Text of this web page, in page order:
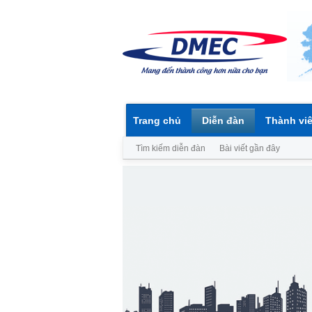
Trang chủ Diễn đàn
Tìm kiếm diễn đàn Bài viết gần đây
Thành